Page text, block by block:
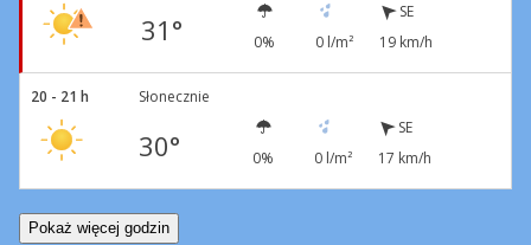
31° 0% 0 l/m²
SE
19 km/h
20 - 21 h Słonecznie
30° 0% 0 l/m²
SE
17 km/h
Pokaż więcej godzin